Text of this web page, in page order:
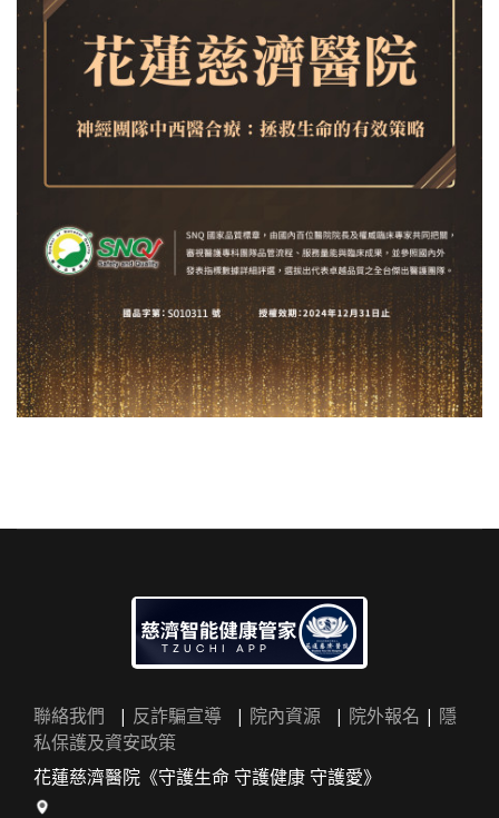
聯絡我們 | 反詐騙宣導 | 院內資源 | 院外報名 | 隱
私保護及資安政策
花蓮慈濟醫院《守護生命 守護健康 守護愛》